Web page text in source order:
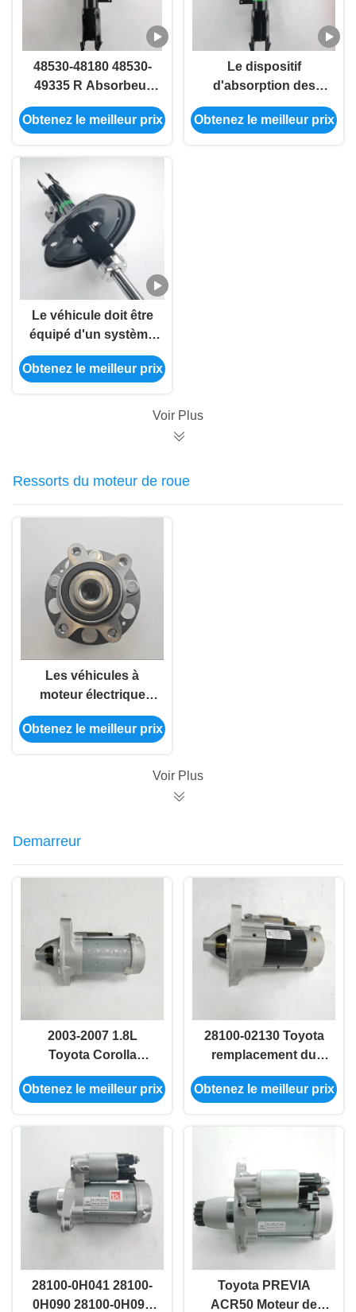
48530-48180 48530-
49335 R Absorbeur
de choc automatique
pour le RX300 RX330
Obtenez le meilleur prix
Le dispositif
d'absorption des
chocs avant du
véhicule L RX300
Obtenez le meilleur prix
Le véhicule doit être
équipé d'un système
de freinage
automatique, d'un
Obtenez le meilleur prix
Voir Plus
Ressorts du moteur de roue
Les véhicules à
moteur électrique
sont équipés d'un
moteur électrique à
Obtenez le meilleur prix
Voir Plus
Demarreur
2003-2007 1.8L
Toyota Corolla
Landcruiser moteur
de démarrage
Obtenez le meilleur prix
28100-02130 Toyota
remplacement du
moteur de démarrage
pour 2008 Prado
Obtenez le meilleur prix
28100-0H041 28100-
0H090 28100-0H091
Toyota PREVIA
ACR50 Moteur de